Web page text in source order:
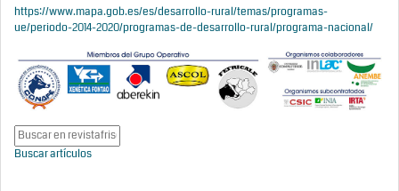
https://www.mapa.gob.es/es/desarrollo-rural/temas/programas-
ue/periodo-2014-2020/programas-de-desarrollo-rural/programa-nacional/
Buscar artículos